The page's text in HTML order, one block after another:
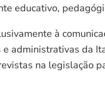
educativo,
à
administrativas da
na legislação